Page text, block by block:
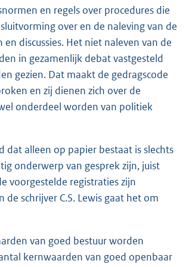
en regels over procedures die
over en de naleving van de
discussies. Het niet naleven van de
in gezamenlijk debat vastgesteld
gezien. Dat maakt de gedragscode
en zij dienen zich over de
onderdeel worden van politiek
alleen op papier bestaat is slechts
onderwerp van gesprek zijn, juist
voorgestelde registraties zijn
schrijver C.S. Lewis gaat het om
van goed bestuur worden
kernwaarden van goed openbaar